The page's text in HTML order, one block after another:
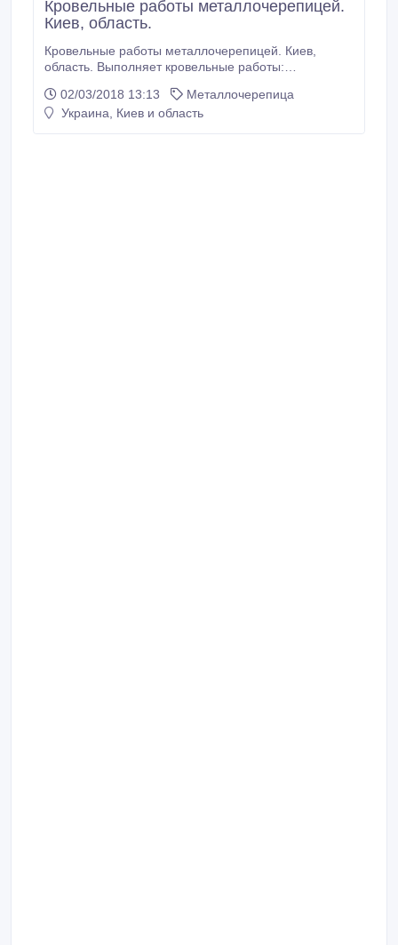
Кровельные работы металлочерепицей.
Киев, область.
Кровельные работы металлочерепицей. Киев,
область. Выполняет кровельные работы:
черепица, Рууки, ТПК, Арсенал, Прушинский,
Метротайл, Эвертайл рубероид, мягкая кровля,
02/03/2018 13:13
Металлочерепица
Украина, Киев и область